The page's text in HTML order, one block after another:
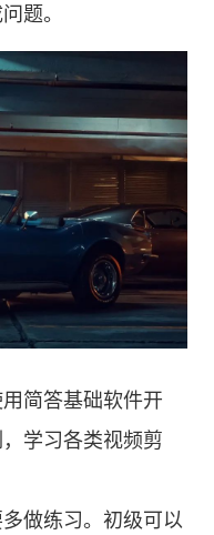
题。
简答基础软件开
学习各类视频剪
做练习。初级可以